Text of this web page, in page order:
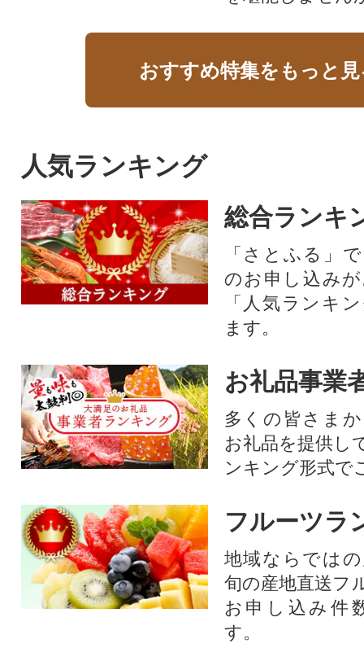
おすすめ特集をもっと
人気ランキング
総合ランキ
「さとふる」
のお申し込み
「人気ランキ
ます。
お礼品事業
多くの皆さま
お礼品を提供し
ンキング形式で
フルーツラ
地域ならでは
旬の産地直送フ
お申し込み件
す。